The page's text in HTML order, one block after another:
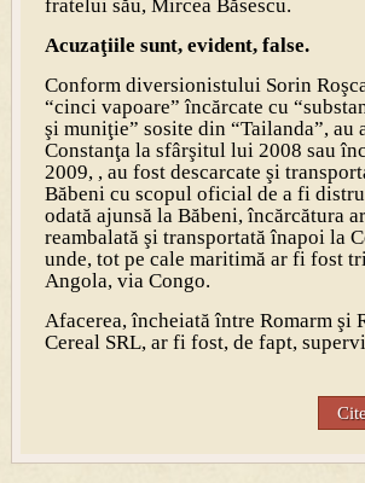
fratelui său, Mircea Băsescu.
Acuzaţiile sunt, evident, false.
Conform diversionistului Sorin
“cinci vapoare” încărcate cu “
şi muniţie” sosite din “Tailanda”, au
Constanţa la sfârşitul lui 2008 sau
2009, , au fost descarcate şi
Băbeni cu scopul oficial de a fi
odată ajunsă la Băbeni, încărcătura
reambalată şi transportată înapoi la
unde, tot pe cale maritimă ar fi fost
Angola, via Congo.
Afacerea, încheiată între Romarm şi
Cereal SRL, ar fi fost, de fapt,